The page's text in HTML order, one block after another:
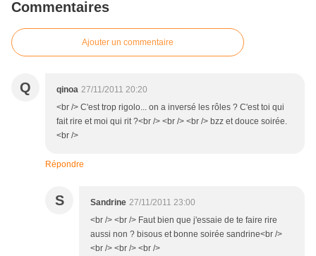
Commentaires
Ajouter un commentaire
Q qinoa 27/11/2011 20:20
<br /> C'est trop rigolo... on a inversé les rôles ? C'est toi qui
fait rire et moi qui rit ?<br /> <br /> <br /> bzz et douce soirée.
<br />
Répondre
S Sandrine 27/11/2011 23:00
<br /> <br /> Faut bien que j'essaie de te faire rire
aussi non ? bisous et bonne soirée sandrine<br />
<br /> <br /> <br />